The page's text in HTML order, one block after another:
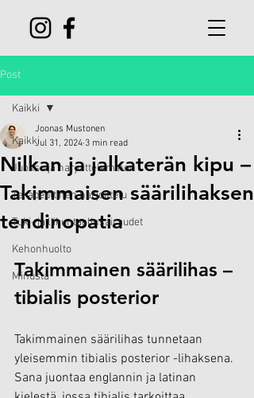
Post
Kaikki
Juoksu ja harjoitteleminen
Terapeuttinen harjoittelu
Tuki- ja liikuntaelinsairaudet
Kehonhuolto
Minusta
Kaikki
Nilkan ja jalkaterän kipu –
Takimmaisen säärilihaksen
tendinopatia
Joonas Mustonen
Jul 31, 2024 3 min read
Takimmainen säärilihas –
tibialis posterior
Takimmainen säärilihas tunnetaan
yleisemmin tibialis posterior -lihaksena.
Sana juontaa englannin ja latinan